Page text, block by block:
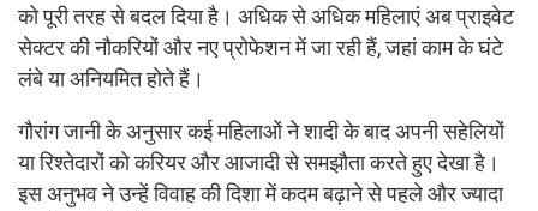
को पूरी तरह से बदल दिया है। अधिक से अधिक महिलाएं अब प्राइवेट
सेक्टर की नौकरियों और नए प्रोफेशन में जा रही हैं, जहां काम के घंटे
लंबे या अनियमित होते हैं।
गौरांग जानी के अनुसार कई महिलाओं ने शादी के बाद अपनी सहेलियों
या रिश्तेदारों को करियर और आजादी से समझौता करते हुए देखा है।
इस अनुभव ने उन्हें विवाह की दिशा में कदम बढ़ाने से पहले और ज्यादा